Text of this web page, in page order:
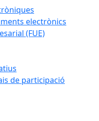
electrònics
(FUE)
de participació